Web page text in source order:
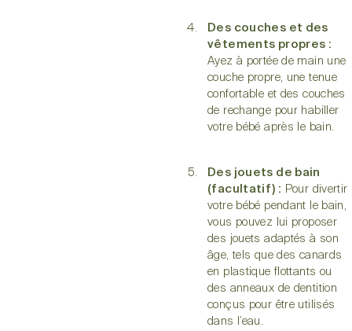
Des couches et des
vêtements propres :
Ayez à portée de main une
couche propre, une tenue
confortable et des couches
de rechange pour habiller
votre bébé après le bain.
Des jouets de bain
(facultatif) : Pour divertir
votre bébé pendant le bain,
vous pouvez lui proposer
des jouets adaptés à son
âge, tels que des canards
en plastique flottants ou
des anneaux de dentition
conçus pour être utilisés
dans l’eau.